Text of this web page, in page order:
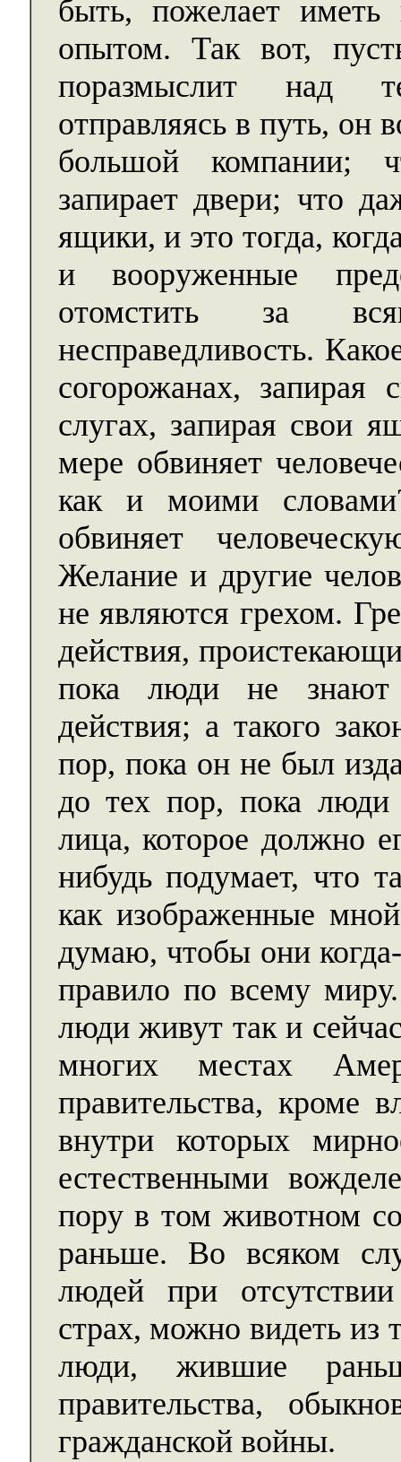
быть, пожелает иметь
опытом. Так вот,
поразмыслит над
отправляясь в путь, он
большой компании;
запирает двери; что
ящики, и это тогда,
и вооруженные
отомстить за
несправедливость.
согорожанах,
слугах, запирая свои
мере обвиняет
как и моими
обвиняет
Желание и другие
не являются грехом.
действия,
пока люди не знают
действия; а такого
пор, пока он не был
до тех пор, пока люди
лица, которое должно
нибудь подумает, что
как изображенные
думаю, чтобы они
правило по всему
люди живут так и
многих местах
правительства, кроме
внутри которых
естественными
пору в том животном
раньше. Во всяком
людей при
страх, можно видеть из
люди, жившие
правительства,
гражданской войны.